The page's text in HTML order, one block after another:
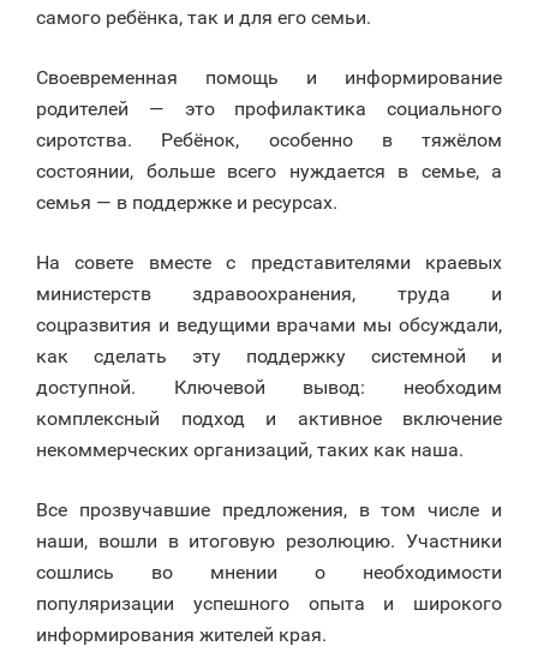
самого ребёнка, так и для его семьи.
Своевременная помощь и информирование
родителей — это профилактика социального
сиротства. Ребёнок, особенно в тяжёлом
состоянии, больше всего нуждается в семье, а
семья — в поддержке и ресурсах.
На совете вместе с представителями краевых
министерств здравоохранения, труда и
соцразвития и ведущими врачами мы обсуждали,
как сделать эту поддержку системной и
доступной. Ключевой вывод: необходим
комплексный подход и активное включение
некоммерческих организаций, таких как наша.
Все прозвучавшие предложения, в том числе и
наши, вошли в итоговую резолюцию. Участники
сошлись во мнении о необходимости
популяризации успешного опыта и широкого
информирования жителей края.